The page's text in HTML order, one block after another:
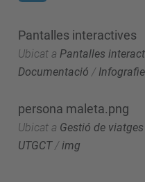
Pantalles interactives
Ubicat a Pantalles
Documentació /
persona maleta.png
Ubicat a Gestió de viatges
UTGCT /img